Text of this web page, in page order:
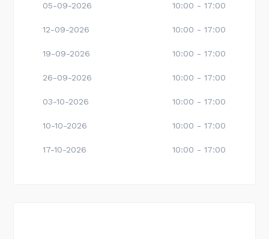
05-09-2026 10:00 - 17:00
12-09-2026 10:00 - 17:00
19-09-2026 10:00 - 17:00
26-09-2026 10:00 - 17:00
03-10-2026 10:00 - 17:00
10-10-2026 10:00 - 17:00
17-10-2026 10:00 - 17:00